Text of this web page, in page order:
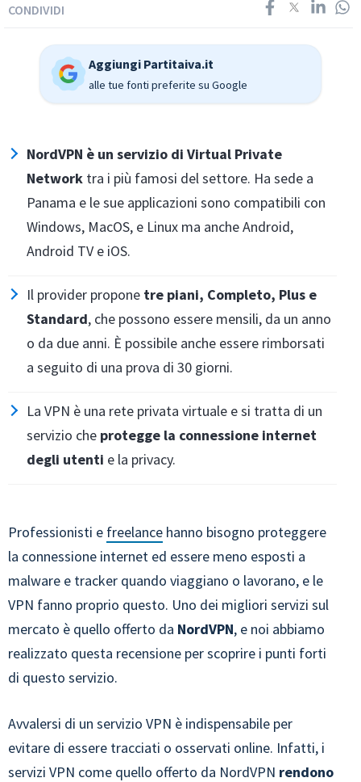
CONDIVIDI
Aggiungi Partitaiva.it
alle tue fonti preferite su Google
NordVPN è un servizio di Virtual Private
Network tra i più famosi del settore. Ha sede a
Panama e le sue applicazioni sono compatibili con
Windows, MacOS, e Linux ma anche Android,
Android TV e iOS.
Il provider propone tre piani, Completo, Plus e
Standard, che possono essere mensili, da un anno
o da due anni. È possibile anche essere rimborsati
a seguito di una prova di 30 giorni.
La VPN è una rete privata virtuale e si tratta di un
servizio che protegge la connessione internet
degli utenti e la privacy.
Professionisti e freelance hanno bisogno proteggere
la connessione internet ed essere meno esposti a
malware e tracker quando viaggiano o lavorano, e le
VPN fanno proprio questo. Uno dei migliori servizi sul
mercato è quello offerto da NordVPN, e noi abbiamo
realizzato questa recensione per scoprire i punti forti
di questo servizio.
Avvalersi di un servizio VPN è indispensabile per
evitare di essere tracciati o osservati online. Infatti, i
servizi VPN come quello offerto da NordVPN rendono